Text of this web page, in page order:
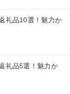
礼品10選！魅力か
礼品5選！魅力か